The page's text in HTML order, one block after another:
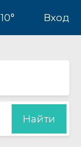
10° Вход
Найти